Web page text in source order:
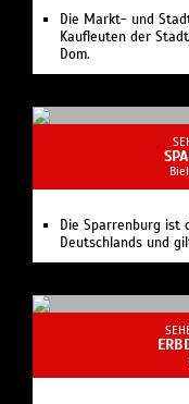
Die Markt- und
Kaufleuten der
Dom.
Die Sparrenburg ist
Deutschlands und